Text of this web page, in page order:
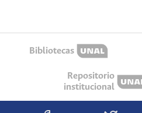
Bibliotecas
Repositorio
institucional